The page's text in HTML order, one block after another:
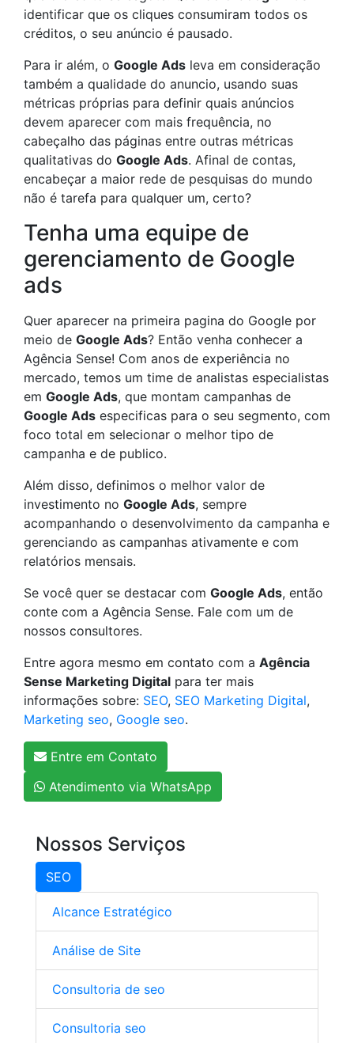
identificar que os cliques consumiram todos os
créditos, o seu anúncio é pausado.
Para ir além, o Google Ads leva em consideração
também a qualidade do anuncio, usando suas
métricas próprias para definir quais anúncios
devem aparecer com mais frequência, no
cabeçalho das páginas entre outras métricas
qualitativas do Google Ads. Afinal de contas,
encabeçar a maior rede de pesquisas do mundo
não é tarefa para qualquer um, certo?
Tenha uma equipe de
gerenciamento de Google
ads
Quer aparecer na primeira pagina do Google por
meio de Google Ads? Então venha conhecer a
Agência Sense! Com anos de experiência no
mercado, temos um time de analistas especialistas
em Google Ads, que montam campanhas de
Google Ads especificas para o seu segmento, com
foco total em selecionar o melhor tipo de
campanha e de publico.
Além disso, definimos o melhor valor de
investimento no Google Ads, sempre
acompanhando o desenvolvimento da campanha e
gerenciando as campanhas ativamente e com
relatórios mensais.
Se você quer se destacar com Google Ads, então
conte com a Agência Sense. Fale com um de
nossos consultores.
Entre agora mesmo em contato com a Agência
Sense Marketing Digital para ter mais
informações sobre: SEO, SEO Marketing Digital,
Marketing seo, Google seo.
Entre em Contato
Atendimento via WhatsApp
Nossos Serviços
SEO
Alcance Estratégico
Análise de Site
Consultoria de seo
Consultoria seo